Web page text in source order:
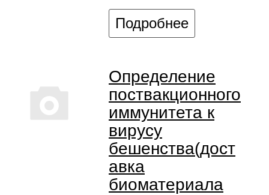
Подробнее
Определение
поствакционного
иммунитета к
вирусу
бешенства(дост
авка
биоматериала